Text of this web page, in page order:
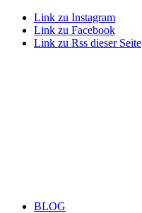
Link zu Instagram
Link zu Facebook
Link zu Rss dieser Seite
BLOG